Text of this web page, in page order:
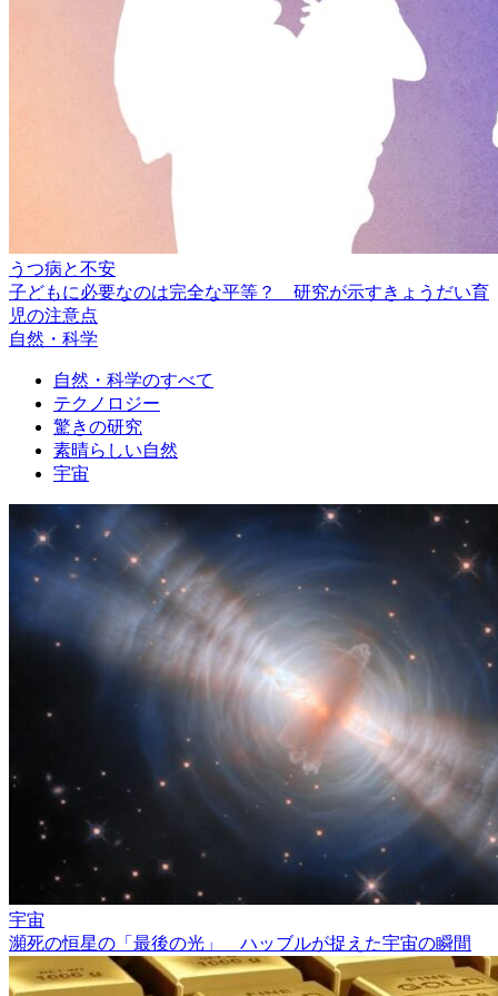
うつ病と不安
子どもに必要なのは完全な平等？ 研究が示すきょうだい育
児の注意点
自然・科学
自然・科学のすべて
テクノロジー
驚きの研究
素晴らしい自然
宇宙
宇宙
瀕死の恒星の「最後の光」 ハッブルが捉えた宇宙の瞬間